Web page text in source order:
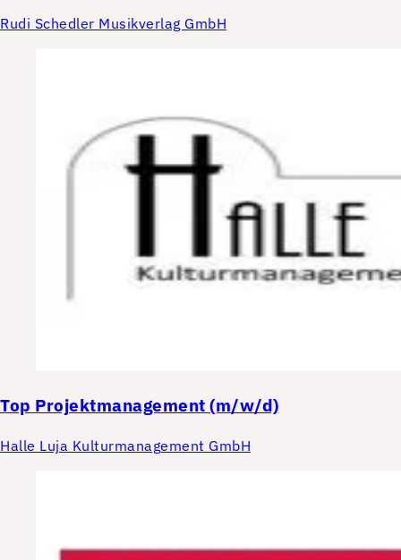
Rudi Schedler Musikverlag GmbH
Top Projektmanagement (m/w/d)
Halle Luja Kulturmanagement GmbH